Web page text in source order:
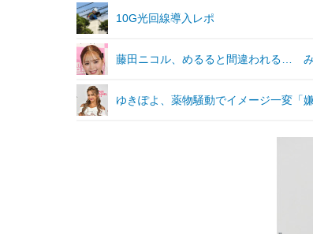
10G光回線導入レポ
藤田ニコル、めるると間違われる…
ゆきぽよ、薬物騒動でイメージ一変